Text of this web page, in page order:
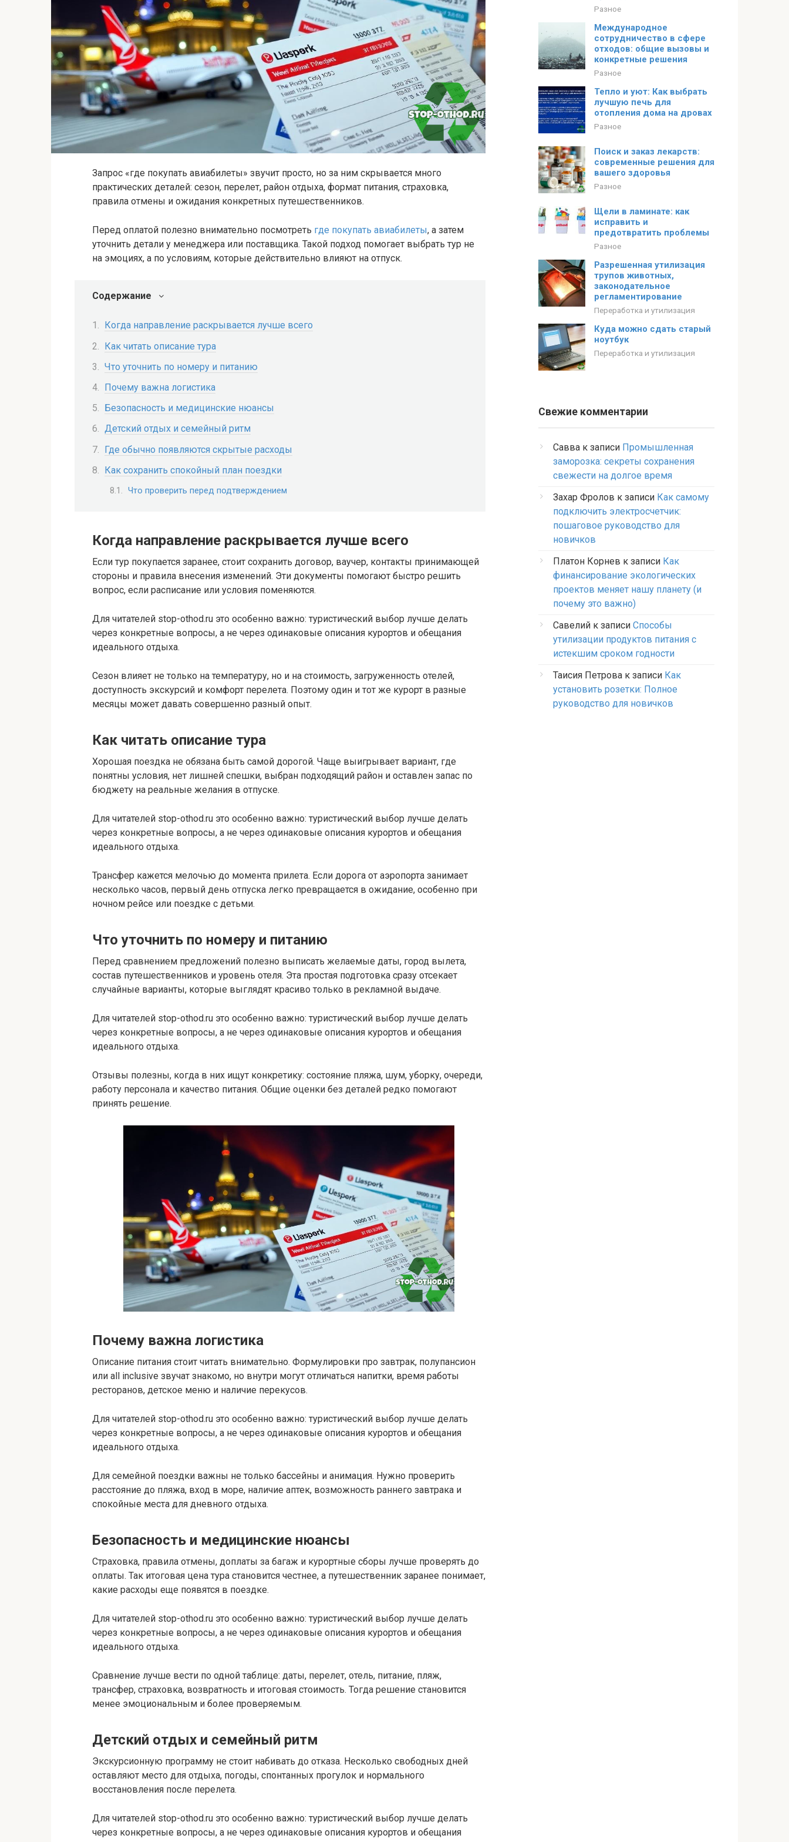
Запрос «где покупать авиабилеты» звучит просто, но за ним скрывается много
практических деталей: сезон, перелет, район отдыха, формат питания, страховка,
правила отмены и ожидания конкретных путешественников.
Перед оплатой полезно внимательно посмотреть где покупать авиабилеты, а затем
уточнить детали у менеджера или поставщика. Такой подход помогает выбрать тур не
на эмоциях, а по условиям, которые действительно влияют на отпуск.
Содержание
Когда направление раскрывается лучше всего
Как читать описание тура
Что уточнить по номеру и питанию
Почему важна логистика
Безопасность и медицинские нюансы
Детский отдых и семейный ритм
Где обычно появляются скрытые расходы
Как сохранить спокойный план поездки
Что проверить перед подтверждением
Когда направление раскрывается лучше всего
Если тур покупается заранее, стоит сохранить договор, ваучер, контакты принимающей
стороны и правила внесения изменений. Эти документы помогают быстро решить
вопрос, если расписание или условия поменяются.
Для читателей stop-othod.ru это особенно важно: туристический выбор лучше делать
через конкретные вопросы, а не через одинаковые описания курортов и обещания
идеального отдыха.
Сезон влияет не только на температуру, но и на стоимость, загруженность отелей,
доступность экскурсий и комфорт перелета. Поэтому один и тот же курорт в разные
месяцы может давать совершенно разный опыт.
Как читать описание тура
Хорошая поездка не обязана быть самой дорогой. Чаще выигрывает вариант, где
понятны условия, нет лишней спешки, выбран подходящий район и оставлен запас по
бюджету на реальные желания в отпуске.
Для читателей stop-othod.ru это особенно важно: туристический выбор лучше делать
через конкретные вопросы, а не через одинаковые описания курортов и обещания
идеального отдыха.
Трансфер кажется мелочью до момента прилета. Если дорога от аэропорта занимает
несколько часов, первый день отпуска легко превращается в ожидание, особенно при
ночном рейсе или поездке с детьми.
Что уточнить по номеру и питанию
Перед сравнением предложений полезно выписать желаемые даты, город вылета,
состав путешественников и уровень отеля. Эта простая подготовка сразу отсекает
случайные варианты, которые выглядят красиво только в рекламной выдаче.
Для читателей stop-othod.ru это особенно важно: туристический выбор лучше делать
через конкретные вопросы, а не через одинаковые описания курортов и обещания
идеального отдыха.
Отзывы полезны, когда в них ищут конкретику: состояние пляжа, шум, уборку, очереди,
работу персонала и качество питания. Общие оценки без деталей редко помогают
принять решение.
Почему важна логистика
Описание питания стоит читать внимательно. Формулировки про завтрак, полупансион
или all inclusive звучат знакомо, но внутри могут отличаться напитки, время работы
ресторанов, детское меню и наличие перекусов.
Для читателей stop-othod.ru это особенно важно: туристический выбор лучше делать
через конкретные вопросы, а не через одинаковые описания курортов и обещания
идеального отдыха.
Для семейной поездки важны не только бассейны и анимация. Нужно проверить
расстояние до пляжа, вход в море, наличие аптек, возможность раннего завтрака и
спокойные места для дневного отдыха.
Безопасность и медицинские нюансы
Страховка, правила отмены, доплаты за багаж и курортные сборы лучше проверять до
оплаты. Так итоговая цена тура становится честнее, а путешественник заранее понимает,
какие расходы еще появятся в поездке.
Для читателей stop-othod.ru это особенно важно: туристический выбор лучше делать
через конкретные вопросы, а не через одинаковые описания курортов и обещания
идеального отдыха.
Сравнение лучше вести по одной таблице: даты, перелет, отель, питание, пляж,
трансфер, страховка, возвратность и итоговая стоимость. Тогда решение становится
менее эмоциональным и более проверяемым.
Детский отдых и семейный ритм
Экскурсионную программу не стоит набивать до отказа. Несколько свободных дней
оставляют место для отдыха, погоды, спонтанных прогулок и нормального
восстановления после перелета.
Для читателей stop-othod.ru это особенно важно: туристический выбор лучше делать
через конкретные вопросы, а не через одинаковые описания курортов и обещания
Разное
Международное
сотрудничество в сфере
отходов: общие вызовы и
конкретные решения
Разное
Тепло и уют: Как выбрать
лучшую печь для
отопления дома на дровах
Разное
Поиск и заказ лекарств:
современные решения для
вашего здоровья
Разное
Щели в ламинате: как
исправить и
предотвратить проблемы
Разное
Разрешенная утилизация
трупов животных,
законодательное
регламентирование
Переработка и утилизация
Куда можно сдать старый
ноутбук
Переработка и утилизация
Свежие комментарии
Савва к записи Промышленная
заморозка: секреты сохранения
свежести на долгое время
Захар Фролов к записи Как самому
подключить электросчетчик:
пошаговое руководство для
новичков
Платон Корнев к записи Как
финансирование экологических
проектов меняет нашу планету (и
почему это важно)
Савелий к записи Способы
утилизации продуктов питания с
истекшим сроком годности
Таисия Петрова к записи Как
установить розетки: Полное
руководство для новичков